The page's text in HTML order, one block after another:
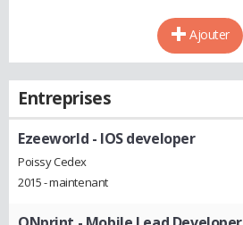
Ajouter
Entreprises
Ezeeworld - IOS developer
Poissy Cedex
2015 - maintenant